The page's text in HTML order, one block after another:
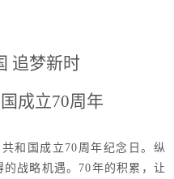
追梦新时
成立70周年
和国成立70周年纪念日。纵
战略机遇。70年的积累，让